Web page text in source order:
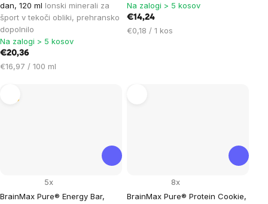
dan, 120 ml Ionski minerali za
šport v tekoči obliki, prehransko
dopolnilo
Na zalogi > 5 kosov
€20,36
Cena
€16,97 / 100 ml
Na zalogi > 5 kosov
€14,24
Cena
€0,18 / 1 kos
BrainMax Pure® Energy Bar,
5x
BrainMax Pure® Protein Cookie,
8x